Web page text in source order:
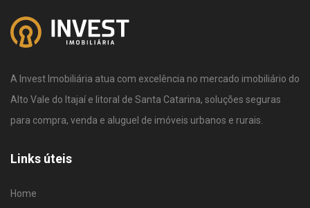
A Invest Imobiliária atua com excelência no mercado imobiliário do
Alto Vale do Itajaí e litoral de Santa Catarina, soluções seguras
para compra, venda e aluguel de imóveis urbanos e rurais.
Links úteis
Home